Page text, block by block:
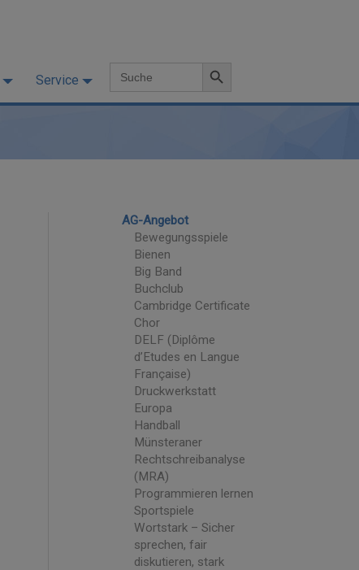
Service
Search
for:
Search Button
AG-Angebot
Bewegungsspiele
Bienen
Big Band
Buchclub
Cambridge Certificate
Chor
DELF (Diplôme
d’Etudes en Langue
Française)
Druckwerkstatt
Europa
Handball
Münsteraner
Rechtschreibanalyse
(MRA)
Programmieren lernen
Sportspiele
Wortstark – Sicher
sprechen, fair
diskutieren, stark